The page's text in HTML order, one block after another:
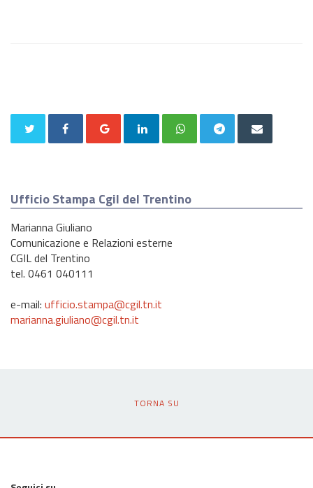
Ufficio Stampa Cgil del Trentino
Marianna Giuliano
Comunicazione e Relazioni esterne
CGIL del Trentino
tel. 0461 040111
e-mail: ufficio.stampa@cgil.tn.it
marianna.giuliano@cgil.tn.it
TORNA SU